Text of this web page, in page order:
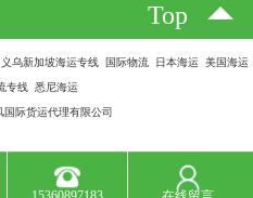
Top
乌新加坡海运专线 国际物流 日本海运 美国海运
专线 悉尼海运
国际货运代理有限公司